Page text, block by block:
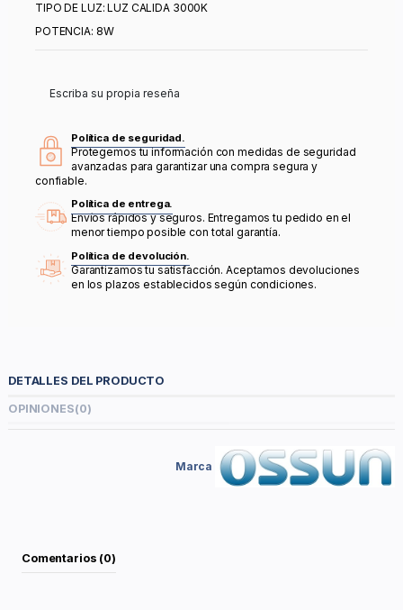
TIPO DE LUZ: LUZ CALIDA 3000K
POTENCIA: 8W
Escriba su propia reseña
Política de seguridad.
Protegemos tu información con medidas de seguridad
avanzadas para garantizar una compra segura y
confiable.
Política de entrega.
Envíos rápidos y seguros. Entregamos tu pedido en el
menor tiempo posible con total garantía.
Política de devolución.
Garantizamos tu satisfacción. Aceptamos devoluciones
en los plazos establecidos según condiciones.
DETALLES DEL PRODUCTO
OPINIONES(0)
Marca
Comentarios (0)